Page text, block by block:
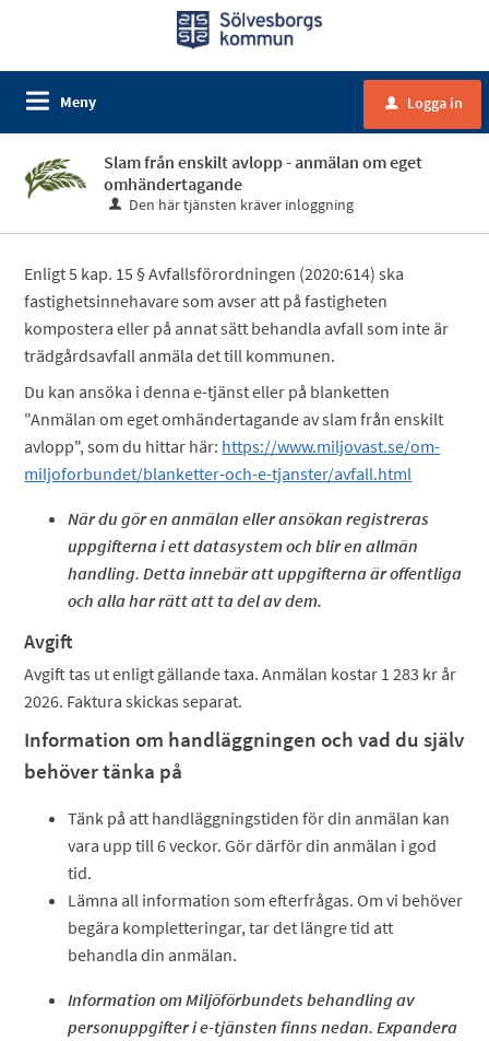
Meny u Logga in
Slam från enskilt avlopp - anmälan om eget
omhändertagande
Den här tjänsten kräver inloggning
Enligt 5 kap. 15 § Avfallsförordningen (2020:614) ska
fastighetsinnehavare som avser att på fastigheten
kompostera eller på annat sätt behandla avfall som inte är
trädgårdsavfall anmäla det till kommunen.
Du kan ansöka i denna e-tjänst eller på blanketten
"Anmälan om eget omhändertagande av slam från enskilt
avlopp", som du hittar här: https://www.miljovast.se/om-
miljoforbundet/blanketter-och-e-tjanster/avfall.html
När du gör en anmälan eller ansökan registreras
uppgifterna i ett datasystem och blir en allmän
handling. Detta innebär att uppgifterna är offentliga
och alla har rätt att ta del av dem.
Avgift
Avgift tas ut enligt gällande taxa. Anmälan kostar 1 283 kr år
2026. Faktura skickas separat.
Information om handläggningen och vad du själv
behöver tänka på
Tänk på att handläggningstiden för din anmälan kan
vara upp till 6 veckor. Gör därför din anmälan i god
tid.
Lämna all information som efterfrågas. Om vi behöver
begära kompletteringar, tar det längre tid att
behandla din anmälan.
Information om Miljöförbundets behandling av
personuppgifter i e-tjänsten finns nedan. Expandera